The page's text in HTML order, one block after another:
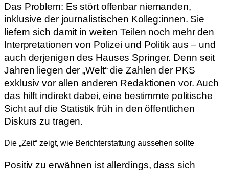
Das Problem: Es stört offenbar niemanden,
inklusive der journalistischen Kolleg:innen. Sie
liefern sich damit in weiten Teilen noch mehr den
Interpretationen von Polizei und Politik aus – und
auch derjenigen des Hauses Springer. Denn seit
Jahren liegen der „Welt“ die Zahlen der PKS
exklusiv vor allen anderen Redaktionen vor. Auch
das hilft indirekt dabei, eine bestimmte politische
Sicht auf die Statistik früh in den öffentlichen
Diskurs zu tragen.
Die „Zeit“ zeigt, wie Berichterstattung aussehen sollte
Positiv zu erwähnen ist allerdings, dass sich